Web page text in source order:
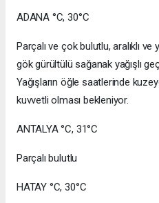
ADANA °C, 30°C
Parçalı ve çok bulutlu, aralıklı
gök gürültülü sağanak yağışlı
Yağışların öğle saatlerinde
kuvvetli olması bekleniyor.
ANTALYA °C, 31°C
Parçalı bulutlu
HATAY °C, 30°C